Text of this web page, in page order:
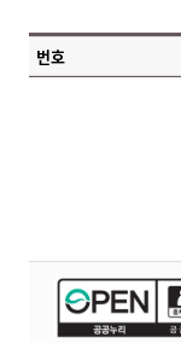
번호